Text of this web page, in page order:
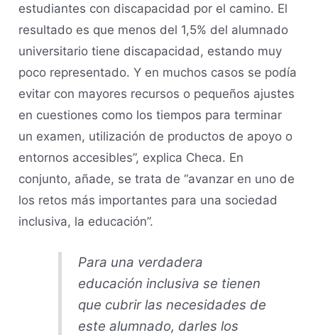
estudiantes con discapacidad por el camino. El
resultado es que menos del 1,5% del alumnado
universitario tiene discapacidad, estando muy
poco representado. Y en muchos casos se podía
evitar con mayores recursos o pequeños ajustes
en cuestiones como los tiempos para terminar
un examen, utilización de productos de apoyo o
entornos accesibles”, explica Checa. En
conjunto, añade, se trata de “avanzar en uno de
los retos más importantes para una sociedad
inclusiva, la educación”.
Para una verdadera
educación inclusiva se tienen
que cubrir las necesidades de
este alumnado, darles los